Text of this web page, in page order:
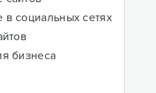
социальных сетях
бизнеса